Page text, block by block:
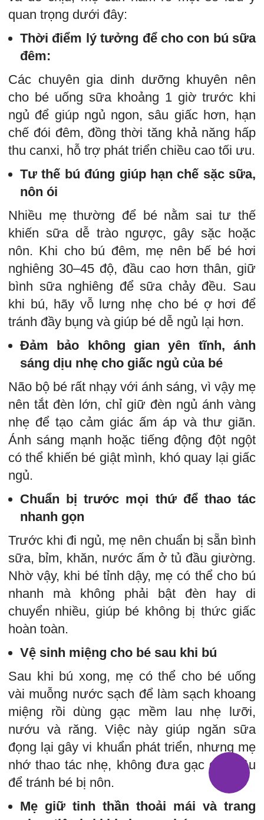
quan trọng dưới đây:
Thời điểm lý tưởng để cho con bú sữa
đêm:
Các chuyên gia dinh dưỡng khuyên nên
cho bé uống sữa khoảng 1 giờ trước khi
ngủ để giúp ngủ ngon, sâu giấc hơn, hạn
chế đói đêm, đồng thời tăng khả năng hấp
thu canxi, hỗ trợ phát triển chiều cao tối ưu.
Tư thế bú đúng giúp hạn chế sặc sữa,
nôn ói
Nhiều mẹ thường để bé nằm sai tư thế
khiến sữa dễ trào ngược, gây sặc hoặc
nôn. Khi cho bú đêm, mẹ nên bế bé hơi
nghiêng 30–45 độ, đầu cao hơn thân, giữ
bình sữa nghiêng để sữa chảy đều. Sau
khi bú, hãy vỗ lưng nhẹ cho bé ợ hơi để
tránh đầy bụng và giúp bé dễ ngủ lại hơn.
Đảm bảo không gian yên tĩnh, ánh
sáng dịu nhẹ cho giấc ngủ của bé
Não bộ bé rất nhạy với ánh sáng, vì vậy mẹ
nên tắt đèn lớn, chỉ giữ đèn ngủ ánh vàng
nhẹ để tạo cảm giác ấm áp và thư giãn.
Ánh sáng mạnh hoặc tiếng động đột ngột
có thể khiến bé giật mình, khó quay lại giấc
ngủ.
Chuẩn bị trước mọi thứ để thao tác
nhanh gọn
Trước khi đi ngủ, mẹ nên chuẩn bị sẵn bình
sữa, bỉm, khăn, nước ấm ở tủ đầu giường.
Nhờ vậy, khi bé tỉnh dậy, mẹ có thể cho bú
nhanh mà không phải bật đèn hay di
chuyển nhiều, giúp bé không bị thức giấc
hoàn toàn.
Vệ sinh miệng cho bé sau khi bú
Sau khi bú xong, mẹ có thể cho bé uống
vài muỗng nước sạch để làm sạch khoang
miệng rồi dùng gạc mềm lau nhẹ lưỡi,
nướu và răng. Việc này giúp ngăn sữa
đọng lại gây vi khuẩn phát triển, nhưng mẹ
nhớ thao tác nhẹ, không đưa gạc quá sâu
để tránh bé bị nôn.
Mẹ giữ tinh thần thoải mái và trang